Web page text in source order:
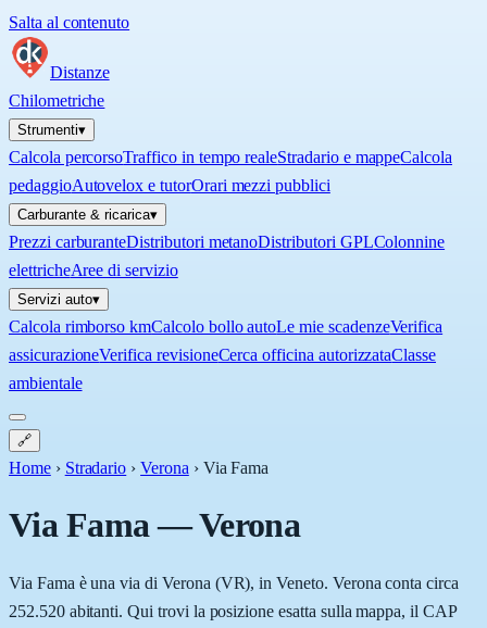
Salta al contenuto
Distanze
Chilometriche
Strumenti▾
Calcola percorsoTraffico in tempo realeStradario e mappeCalcola
pedaggioAutovelox e tutorOrari mezzi pubblici
Carburante & ricarica▾
Prezzi carburanteDistributori metanoDistributori GPLColonnine
elettricheAree di servizio
Servizi auto▾
Calcola rimborso kmCalcolo bollo autoLe mie scadenzeVerifica
assicurazioneVerifica revisioneCerca officina autorizzataClasse
ambientale
🔗
Home › Stradario › Verona › Via Fama
Via Fama—Verona
Via Fama è una via di Verona (VR), in Veneto. Verona conta circa
252.520 abitanti. Qui trovi la posizione esatta sulla mappa, il CAP